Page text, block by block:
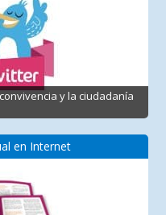
y la ciudadanía
en Internet